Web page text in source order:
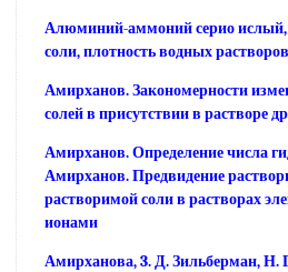
Алюминий-аммоний серио ислый,
соли, плотность водных растворов
Амирханов. Закономерности
солей в присутствии в растворе
Амирханов. Определение числа
Амирханов. Предвидение
растворимой соли в растворах
ионами
Амирханова, 3. Д. Зильберман, Н.